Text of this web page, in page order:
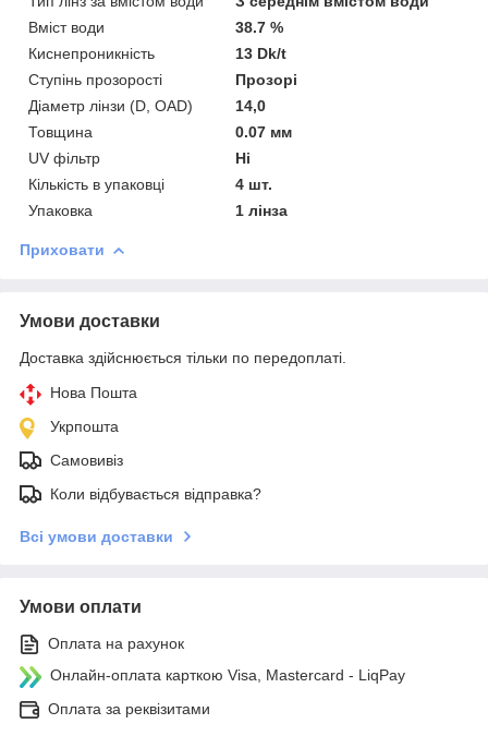
Вміст води
38.7 %
Киснепроникність
13 Dk/t
Ступінь прозорості
Прозорі
Діаметр лінзи (D, OAD)
14,0
Товщина
0.07 мм
UV фільтр
Ні
Кількість в упаковці
4 шт.
Упаковка
1 лінза
Приховати
Умови доставки
Доставка здійснюється тільки по передоплаті.
Нова Пошта
Укрпошта
Самовивіз
Коли відбувається відправка?
Всі умови доставки
Умови оплати
Оплата на рахунок
Онлайн-оплата карткою Visa, Mastercard - LiqPay
Оплата за реквізитами